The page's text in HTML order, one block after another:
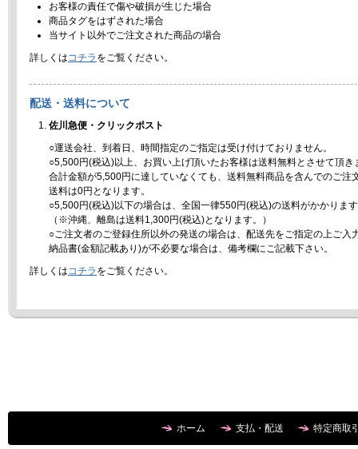
お客様の責任で傷や破損が生じた場合
商品タグをはずされた場合
当サイト以外でご注文された商品の場合
詳しくは コチラ をご覧ください。
配送・送料について
佐川急便・クリックポスト
○運送会社、到着日、時間指定のご指定は受け付けておりません。
○5,500円(税込)以上、お買い上げ頂いたお客様は送料無料とさせて頂き
合計金額が5,500円に達していなくても、送料無料商品を含んでのご注
送料は0円となります。
○5,500円(税込)以下の場合は、全国一律550円(税込)の送料がかかりま
（※沖縄、離島は送料1,300円(税込)となります。）
○ご注文者のご登録住所以外の発送の場合は、配送先をご指定の上ご入
納品書(金額記載あり)が不必要な場合は、備考欄にご記載下さい。
詳しくは コチラ をご覧ください。
ホーム 支払・配送 特定商取